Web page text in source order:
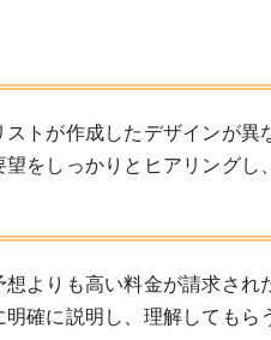
トが作成したデザインが
をしっかりとヒアリング
よりも高い料金が請求さ
確に説明し、理解してもら